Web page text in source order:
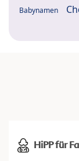
Babynamen
HiPP für